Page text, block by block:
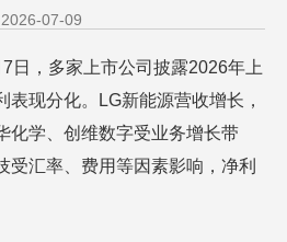
2026-07-09
日，多家上市公司披露2026年上
表现分化。LG新能源营收增长，
化学、创维数字受业务增长带
受汇率、费用等因素影响，净利